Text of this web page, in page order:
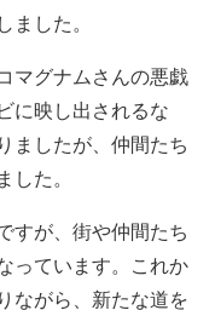
ました。
マグナムさんの悪戯
に映し出されるな
ましたが、仲間たち
した。
すが、街や仲間たち
っています。これか
ながら、新たな道を